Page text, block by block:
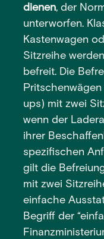
dienen, der
unterworfen.
Kastenwagen
Sitzreihe
befreit. Die
ups) mit zwei
wenn der
ihrer
spezifischen
gilt die
mit zwei
einfache
Begriff der